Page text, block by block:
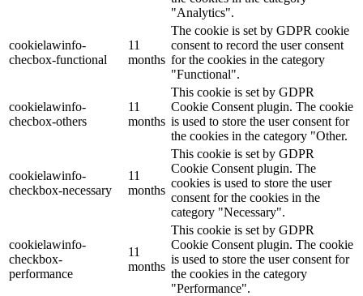
"Analytics".
cookielawinfo-
checbox-functional
11
months
The cookie is set by GDPR cookie
consent to record the user consent
for the cookies in the category
"Functional".
cookielawinfo-
checbox-others
11
months
This cookie is set by GDPR
Cookie Consent plugin. The cookie
is used to store the user consent for
the cookies in the category "Other.
cookielawinfo-
checkbox-necessary
11
months
This cookie is set by GDPR
Cookie Consent plugin. The
cookies is used to store the user
consent for the cookies in the
category "Necessary".
cookielawinfo-
checkbox-
performance
11
months
This cookie is set by GDPR
Cookie Consent plugin. The cookie
is used to store the user consent for
the cookies in the category
"Performance".